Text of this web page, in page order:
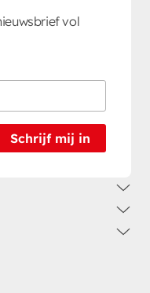
vol
Schrijf mij in